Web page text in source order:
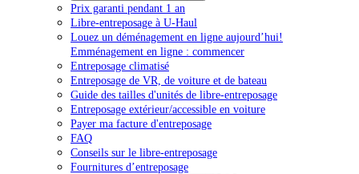
Prix garanti pendant 1 an
Libre-entreposage à U-Haul
Louez un déménagement en ligne aujourd’hui!
Emménagement en ligne : commencer
Entreposage climatisé
Entreposage de VR, de voiture et de bateau
Guide des tailles d'unités de libre-entreposage
Entreposage extérieur/accessible en voiture
Payer ma facture d'entreposage
FAQ
Conseils sur le libre-entreposage
Fournitures d’entreposage